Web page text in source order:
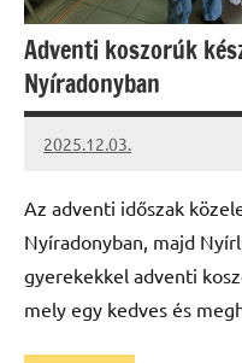
Adventi koszorúk
Nyíradonyban
2025.12.03.
Leiszt
Az adventi időszak
Nyíradonyban, majd
gyerekekkel adventi
mely egy kedves és